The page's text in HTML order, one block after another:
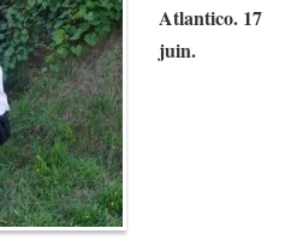
Atlantico. 17
juin.